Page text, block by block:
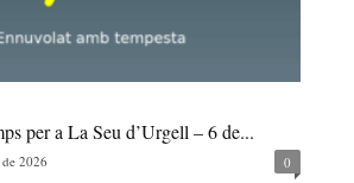
per a La Seu d’Urgell – 6 de...
2026 0